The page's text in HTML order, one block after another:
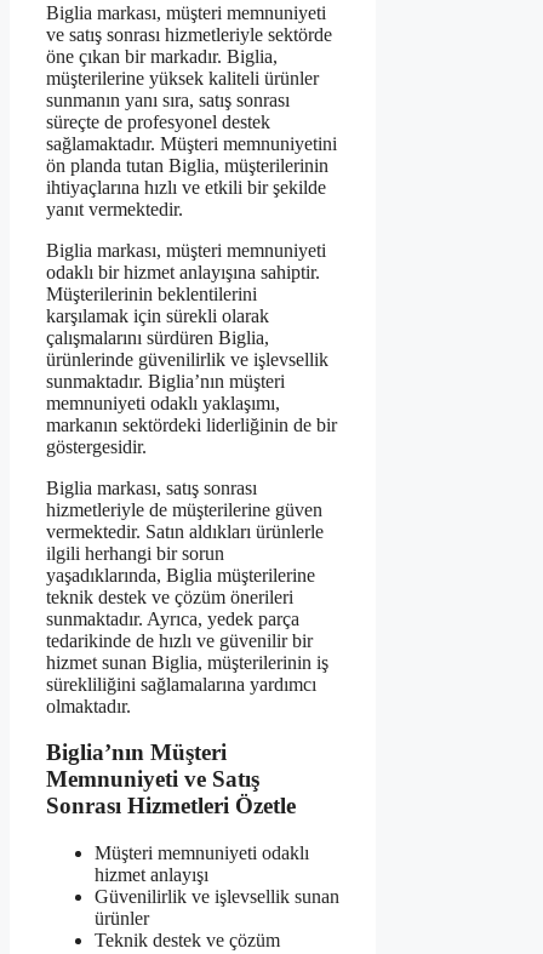
Biglia markası, müşteri memnuniyeti
ve satış sonrası hizmetleriyle sektörde
öne çıkan bir markadır. Biglia,
müşterilerine yüksek kaliteli ürünler
sunmanın yanı sıra, satış sonrası
süreçte de profesyonel destek
sağlamaktadır. Müşteri memnuniyetini
ön planda tutan Biglia, müşterilerinin
ihtiyaçlarına hızlı ve etkili bir şekilde
yanıt vermektedir.
Biglia markası, müşteri memnuniyeti
odaklı bir hizmet anlayışına sahiptir.
Müşterilerinin beklentilerini
karşılamak için sürekli olarak
çalışmalarını sürdüren Biglia,
ürünlerinde güvenilirlik ve işlevsellik
sunmaktadır. Biglia’nın müşteri
memnuniyeti odaklı yaklaşımı,
markanın sektördeki liderliğinin de bir
göstergesidir.
Biglia markası, satış sonrası
hizmetleriyle de müşterilerine güven
vermektedir. Satın aldıkları ürünlerle
ilgili herhangi bir sorun
yaşadıklarında, Biglia müşterilerine
teknik destek ve çözüm önerileri
sunmaktadır. Ayrıca, yedek parça
tedarikinde de hızlı ve güvenilir bir
hizmet sunan Biglia, müşterilerinin iş
sürekliliğini sağlamalarına yardımcı
olmaktadır.
Biglia’nın Müşteri
Memnuniyeti ve Satış
Sonrası Hizmetleri Özetle
Müşteri memnuniyeti odaklı
hizmet anlayışı
Güvenilirlik ve işlevsellik sunan
ürünler
Teknik destek ve çözüm